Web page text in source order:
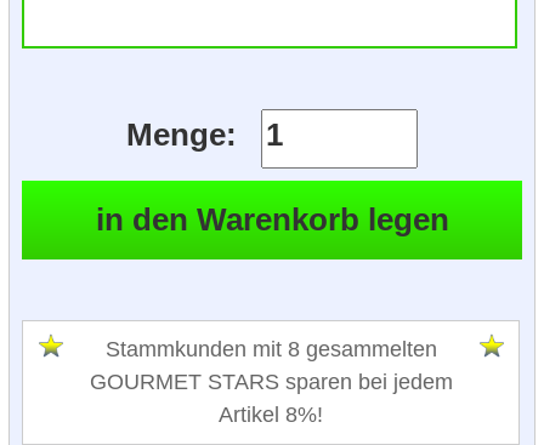
Menge:
Stammkunden mit 8 gesammelten
GOURMET STARS sparen bei jedem
Artikel 8%!